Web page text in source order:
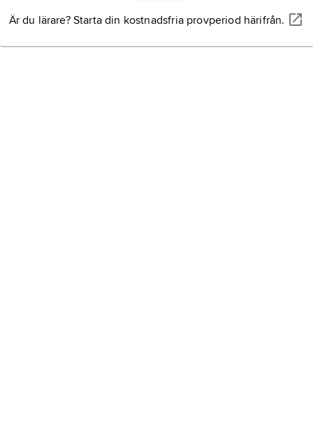
Är du lärare? Starta din kostnadsfria provperiod härifrån.